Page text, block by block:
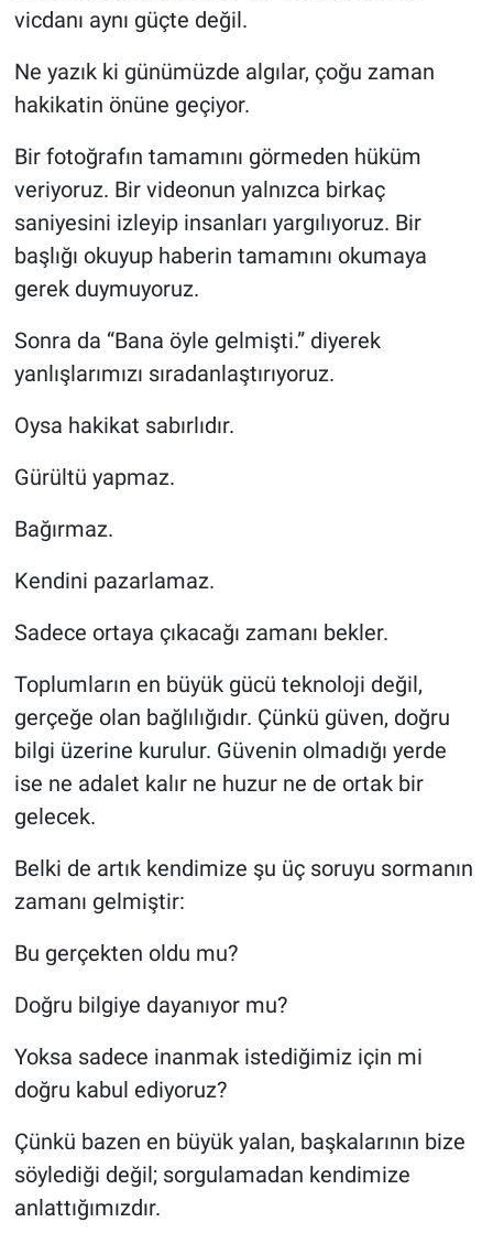
vicdanı aynı güçte değil.
Ne yazık ki günümüzde algılar, çoğu zaman
hakikatin önüne geçiyor.
Bir fotoğrafın tamamını görmeden hüküm
veriyoruz. Bir videonun yalnızca birkaç
saniyesini izleyip insanları yargılıyoruz. Bir
başlığı okuyup haberin tamamını okumaya
gerek duymuyoruz.
Sonra da “Bana öyle gelmişti.” diyerek
yanlışlarımızı sıradanlaştırıyoruz.
Oysa hakikat sabırlıdır.
Gürültü yapmaz.
Bağırmaz.
Kendini pazarlamaz.
Sadece ortaya çıkacağı zamanı bekler.
Toplumların en büyük gücü teknoloji değil,
gerçeğe olan bağlılığıdır. Çünkü güven, doğru
bilgi üzerine kurulur. Güvenin olmadığı yerde
ise ne adalet kalır ne huzur ne de ortak bir
gelecek.
Belki de artık kendimize şu üç soruyu sormanın
zamanı gelmiştir:
Bu gerçekten oldu mu?
Doğru bilgiye dayanıyor mu?
Yoksa sadece inanmak istediğimiz için mi
doğru kabul ediyoruz?
Çünkü bazen en büyük yalan, başkalarının bize
söylediği değil; sorgulamadan kendimize
anlattığımızdır.